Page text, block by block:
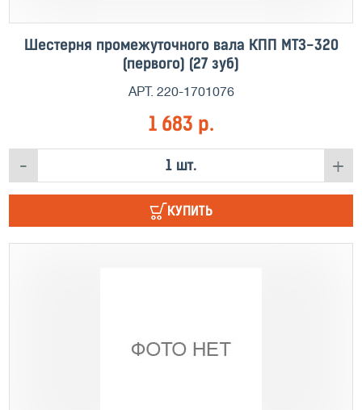
Шестерня промежуточного вала КПП МТЗ-320
(первого) (27 зуб)
АРТ. 220-1701076
1 683 р.
- +
КУПИТЬ